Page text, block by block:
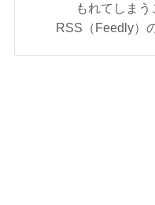
もれてしまう
RSS（Feedly）